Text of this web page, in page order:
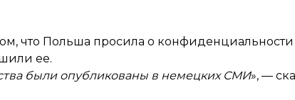
что Польша просила о конфиденциальности
ее.
были опубликованы в немецких СМИ», —